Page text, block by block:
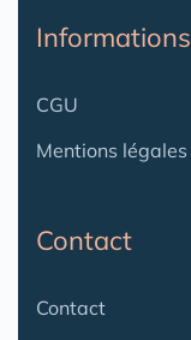
Informations
CGU
Mentions légales
Contact
Contact